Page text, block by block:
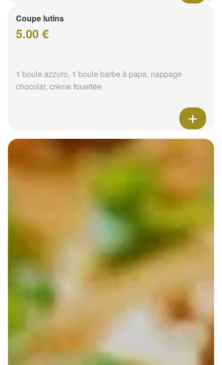
Coupe lutins
5.00 €
1 boule azzuro, 1 boule barbe à papa, nappage
chocolat, crème fouettée